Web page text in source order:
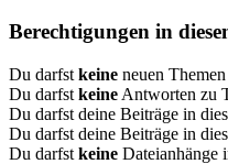
Berechtigungen in
Du darfst keine neuen
Du darfst keine Antworten zu
Du darfst deine Beiträge in
Du darfst deine Beiträge in
Du darfst keine Dateianhänge